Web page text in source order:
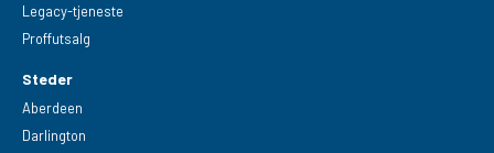
Legacy-tjeneste
Proffutsalg
Steder
Aberdeen
Darlington